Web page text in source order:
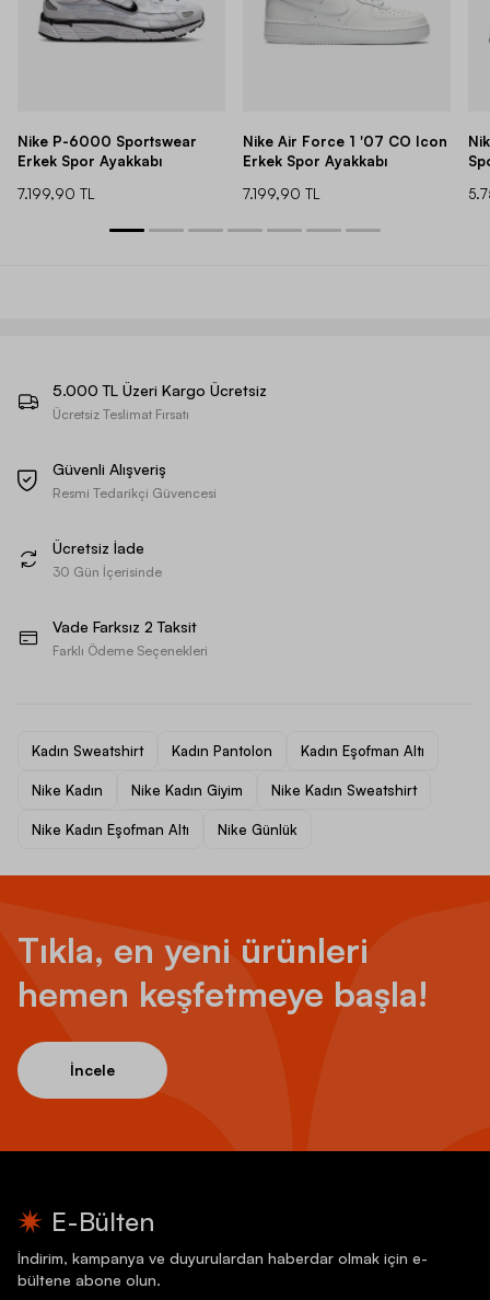
Nike P-6000 Sportswear
Erkek Spor Ayakkabı
7.199,90 TL
Nike Air Force 1 '07 CO Icon
Erkek Spor Ayakkabı
7.199,90 TL
5.000 TL Üzeri Kargo Ücretsiz
Ücretsiz Teslimat Fırsatı
Güvenli Alışveriş
Resmi Tedarikçi Güvencesi
Ücretsiz İade
30 Gün İçerisinde
Vade Farksız 2 Taksit
Farklı Ödeme Seçenekleri
Kadın Sweatshirt Kadın Pantolon Kadın Eşofman Altı
Nike Kadın Nike Kadın Giyim Nike Kadın Sweatshirt
Nike Kadın Eşofman Altı Nike Günlük
Tıkla, en yeni ürünleri
hemen keşfetmeye başla!
İncele
E-Bülten
İndirim, kampanya ve duyurulardan haberdar olmak için e-
bültene abone olun.